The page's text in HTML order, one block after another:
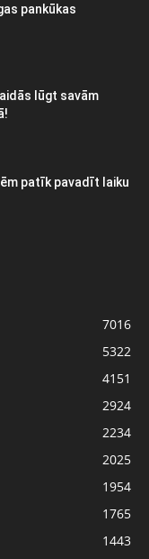
pankūkas
lūgt savām
patīk pavadīt laiku
7016
5322
4151
2924
2234
2025
1954
1765
1443